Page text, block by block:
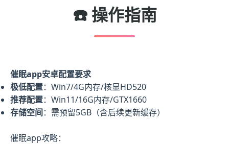
☎️ 操作指南
催眠app安卓配置要求
​极低配置​​：Win7/4G内存/核显HD520
​推荐配置​​：Win11/16G内存/GTX1660
​存储空间​​：需预留5GB（含后续更新缓存）
催眠app攻略：